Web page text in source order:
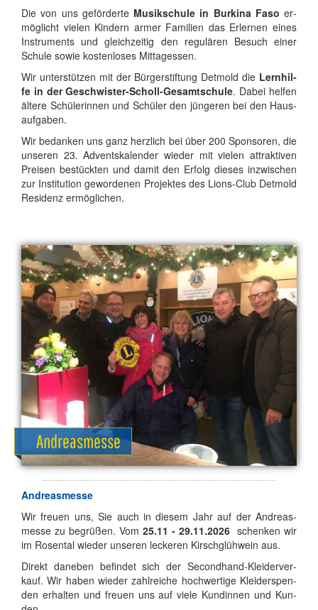
Die von uns ge­för­der­te Mu­sik­schu­le in Bur­ki­na Fa­so er­
mög­licht vie­len Kin­dern ar­mer Fa­mi­li­en das Er­ler­nen ei­nes
In­stru­ments und gleich­zei­tig den re­gu­lä­ren Be­such ei­ner
Schu­le so­wie kos­ten­lo­ses Mit­tag­essen.
Wir un­ter­stüt­zen mit der Bür­ger­stif­tung Det­mold die Lern­hil­
fe in der Ge­schwis­ter-Scholl-Ge­samt­schu­le. Da­bei hel­fen
äl­te­re Schü­le­rin­nen und Schü­ler den jün­ge­ren bei den Haus­
auf­ga­ben.
Wir be­dan­ken uns ganz herz­lich bei über 200 Spon­so­ren, die
un­se­ren 23. Ad­vents­ka­len­der wie­der mit vie­len at­trak­ti­ven
Prei­sen be­stück­ten und da­mit den Er­folg die­ses in­zwi­schen
zur In­sti­tu­ti­on ge­wor­de­nen Pro­jek­tes des Li­ons-Club Det­mold
Re­si­denz er­mög­li­chen.
Andreasmesse
An­dre­as­mes­se
Wir freu­en uns, Sie auch in die­sem Jahr auf der An­dre­as­
mes­se zu be­grü­ßen. Vom 25.11 - 29.11.2026 schen­ken wir
im Ro­sen­tal wie­der un­se­ren le­cke­ren Kirsch­glüh­wein aus.
Di­rekt da­ne­ben be­fin­det sich der Se­cond­hand-Klei­der­ver­
kauf. Wir ha­ben wie­der zahl­rei­che hoch­wer­ti­ge Klei­der­spen­
den er­hal­ten und freu­en uns auf vie­le Kun­din­nen und Kun­